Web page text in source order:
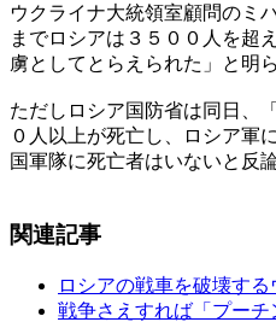
ウクライナ大統領室顧問のミ
までロシアは３５００人を超
虜としてとらえられた」と明
ただしロシア国防省は同日、
０人以上が死亡し、ロシア軍
国軍隊に死亡者はいないと反論
関連記事
ロシアの戦車を破壊する
戦争さえすれば「プー